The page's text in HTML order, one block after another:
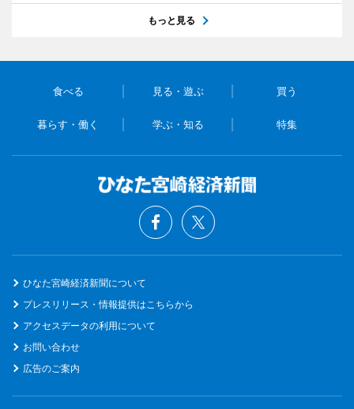
もっと見る
食べる 見る・遊ぶ 買う
暮らす・働く 学ぶ・知る 特集
ひなた宮崎経済新聞について
プレスリリース・情報提供はこちらから
アクセスデータの利用について
お問い合わせ
広告のご案内